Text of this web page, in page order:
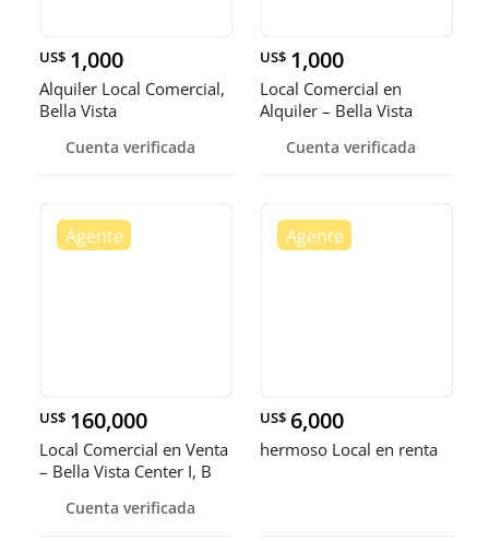
US$ 1,000
Alquiler Local Comercial,
Bella Vista
Cuenta verificada
US$ 1,000
Local Comercial en
Alquiler – Bella Vista
Cuenta verificada
US$ 160,000
Local Comercial en Venta
– Bella Vista Center I, B
Cuenta verificada
US$ 6,000
hermoso Local en renta